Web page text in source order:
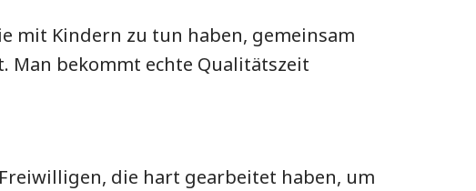
mit Kindern zu tun haben, gemeinsam
Man bekommt echte Qualitätszeit
die hart gearbeitet haben, um